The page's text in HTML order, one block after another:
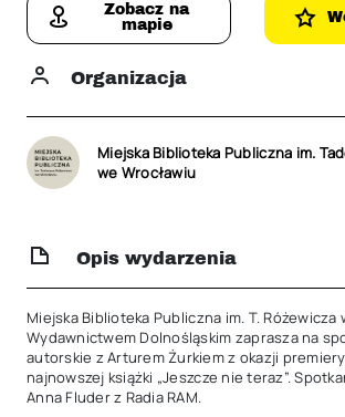
Zobacz na
mapie
Organizacja
Miejska Biblioteka Publiczna im.
we Wrocławiu
Opis wydarzenia
Miejska Biblioteka Publiczna im. T. Różewicza
Wydawnictwem Dolnośląskim zaprasza na
autorskie z Arturem Żurkiem z okazji
najnowszej książki „Jeszcze nie teraz”.
Anna Fluder z Radia RAM.